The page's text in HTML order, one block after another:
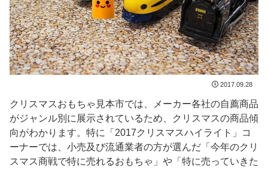
2017.09.28
クリスマスおもちゃ見本市では、メーカー各社の自薦商品
がジャンル別に展示されているため、クリスマスの商品傾
向がわかります。特に「2017クリスマスハイライト」コ
ーナーでは、小売及び流通業者の方が選んだ「今年のクリ
スマス商戦で特に売れるおもちゃ」や「特に売っていきた